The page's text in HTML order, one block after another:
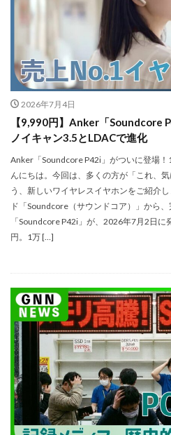
2026年7月4日
【9,990円】Anker「Soundcore
ノイキャン3.5とLDACで進化
Anker「Soundcore P42i」がついに登場！
んにちは。今回は、多くの方が「これ、
う、新しいワイヤレスイヤホンをご紹介
ド「Soundcore（サウンドコア）」から
「Soundcore P42i」が、2026年7月2日
円。1万 […]
Apple Watch バンド
Apple
AppleCare+値上
appleglasses
AppleWatch11
Appleイベント
Apple値上げ2026
Apple初
Beats tour v2
Beats X
Canon EOS R1
Canon EOS
CES
cpplus2026
CPプラス2025
DJI FLIP
DJI Matrice 4 シリ
dji ミラーレスカメラ
DJI 新
EOS R1
EOS R3 MarkⅡ
EOS R5 MarkⅡ
EOS R6
EOS R8 Mark II
EOS RC
FE 24-200mm F2.8-4.5G OSS
FE 50-105mm F2.8 G
FE